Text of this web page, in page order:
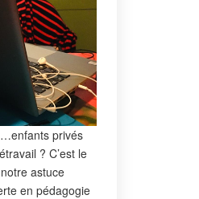
…enfants privés
? C’est le
astuce
en pédagogie